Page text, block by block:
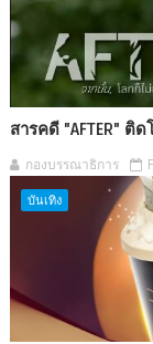
สารคดี "AFTER" ติ
กองบรรณาธิการ
บันเทิง